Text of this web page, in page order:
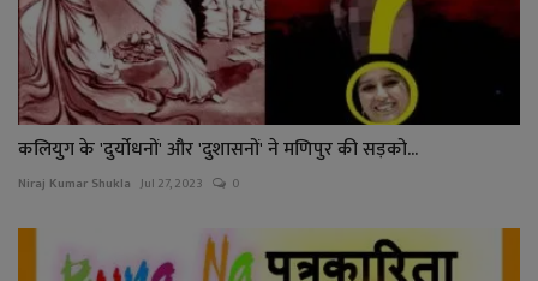
कलियुग के 'दुर्योधनों' और 'दुशासनों' ने मणिपुर की सड़को...
Niraj Kumar Shukla Jul 27, 2023 0